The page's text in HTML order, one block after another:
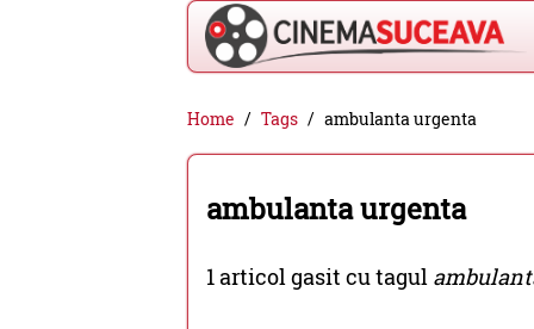
Cinema
Suceava
-
filme
cinema,
Home Tags ambulanta urgenta
ambulanta urgenta
1 articol gasit cu tagul